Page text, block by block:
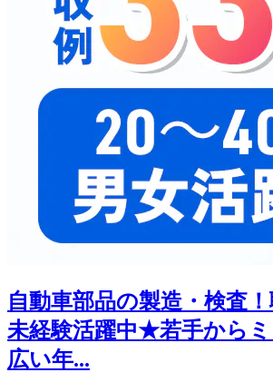
自動車部品の製造・検査
未経験活躍中★若手から
広い年...